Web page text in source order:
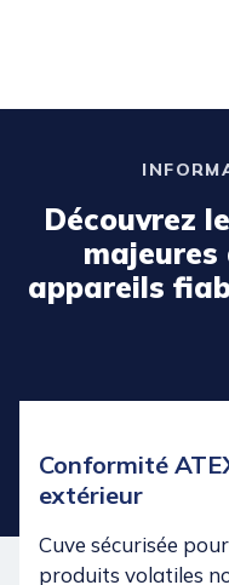
Découvrez
appareils
Conformité
extérieur
Cuve sécurisée
produits volatiles